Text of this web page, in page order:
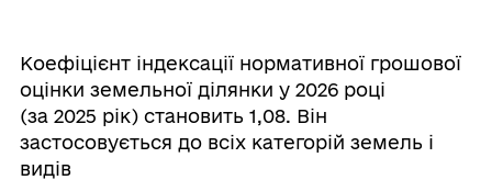
Коефіцієнт індексації нормативної грошової
оцінки земельної ділянки у 2026 році
(за 2025 рік) становить 1,08. Він
застосовується до всіх категорій земель і
видів